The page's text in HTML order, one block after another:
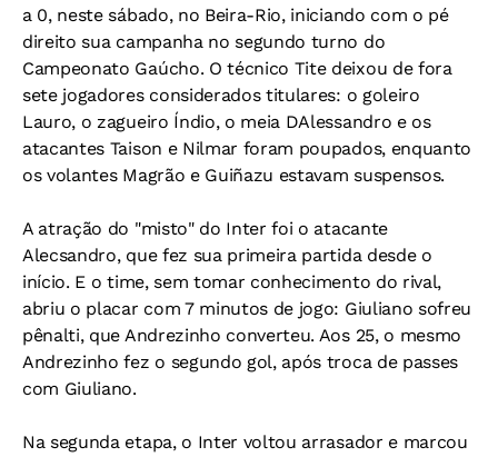
a 0, neste sábado, no Beira-Rio, iniciando com o pé
direito sua campanha no segundo turno do
Campeonato Gaúcho. O técnico Tite deixou de fora
sete jogadores considerados titulares: o goleiro
Lauro, o zagueiro Índio, o meia DAlessandro e os
atacantes Taison e Nilmar foram poupados, enquanto
os volantes Magrão e Guiñazu estavam suspensos.
A atração do "misto" do Inter foi o atacante
Alecsandro, que fez sua primeira partida desde o
início. E o time, sem tomar conhecimento do rival,
abriu o placar com 7 minutos de jogo: Giuliano sofreu
pênalti, que Andrezinho converteu. Aos 25, o mesmo
Andrezinho fez o segundo gol, após troca de passes
com Giuliano.
Na segunda etapa, o Inter voltou arrasador e marcou